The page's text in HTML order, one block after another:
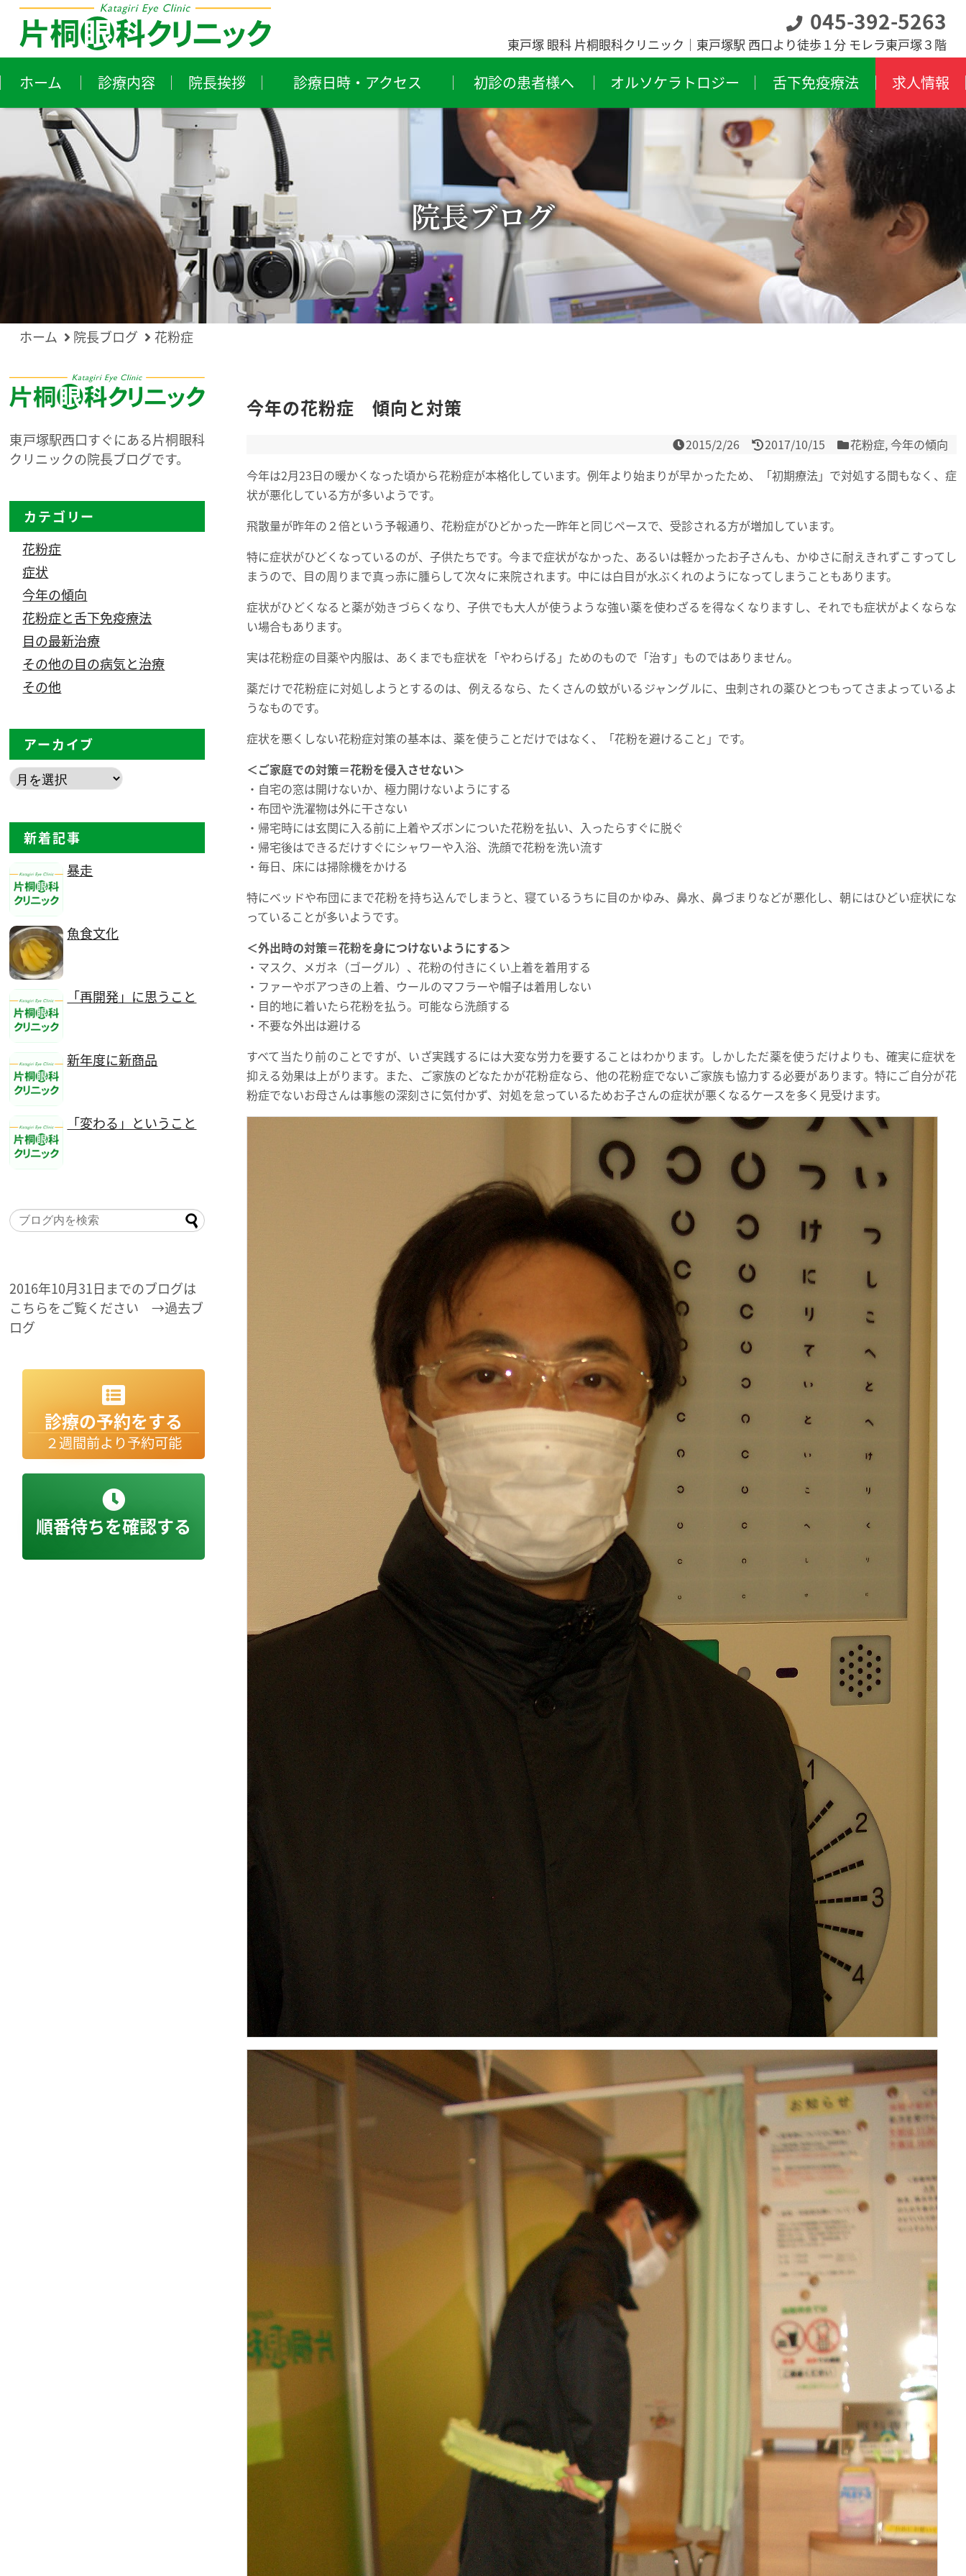
045-392-5263
東戸塚 眼科 片桐眼科クリニック｜東戸塚駅 西口より徒歩１分 モレラ東戸塚３階
ホーム 診療内容
近視・遠視・乱視
ものもらい
（霰粒腫・麦粒腫）
結膜炎 飛蚊症
白内障 緑内障 結膜下出血
斜視・弱視
小児眼科
院長挨拶 診療日時・アクセス 初診の患者様へ オルソケラトロジー 舌下免疫療法 求人情報
院長ブログ
ホーム 院長ブログ 花粉症
今年の花粉症 傾向と対策
2015/2/26 2017/10/15 花粉症,今年の傾向
今年は2月23日の暖かくなった頃から花粉症が本格化しています。例年より始まりが早かったため、「初期療法」で対処する間もなく、症
状が悪化している方が多いようです。
飛散量が昨年の２倍という予報通り、花粉症がひどかった一昨年と同じペースで、受診される方が増加しています。
特に症状がひどくなっているのが、子供たちです。今まで症状がなかった、あるいは軽かったお子さんも、かゆさに耐えきれずこすってし
まうので、目の周りまで真っ赤に腫らして次々に来院されます。中には白目が水ぶくれのようになってしまうこともあります。
症状がひどくなると薬が効きづらくなり、子供でも大人が使うような強い薬を使わざるを得なくなりますし、それでも症状がよくならな
い場合もあります。
実は花粉症の目薬や内服は、あくまでも症状を「やわらげる」ためのもので「治す」ものではありません。
薬だけで花粉症に対処しようとするのは、例えるなら、たくさんの蚊がいるジャングルに、虫刺されの薬ひとつもってさまよっているよ
うなものです。
症状を悪くしない花粉症対策の基本は、薬を使うことだけではなく、「花粉を避けること」です。
＜ご家庭での対策＝花粉を侵入させない＞
・自宅の窓は開けないか、極力開けないようにする
・布団や洗濯物は外に干さない
・帰宅時には玄関に入る前に上着やズボンについた花粉を払い、入ったらすぐに脱ぐ
・帰宅後はできるだけすぐにシャワーや入浴、洗顔で花粉を洗い流す
・毎日、床には掃除機をかける
特にベッドや布団にまで花粉を持ち込んでしまうと、寝ているうちに目のかゆみ、鼻水、鼻づまりなどが悪化し、朝にはひどい症状にな
っていることが多いようです。
＜外出時の対策＝花粉を身につけないようにする＞
・マスク、メガネ（ゴーグル）、花粉の付きにくい上着を着用する
・ファーやボアつきの上着、ウールのマフラーや帽子は着用しない
・目的地に着いたら花粉を払う。可能なら洗顔する
・不要な外出は避ける
すべて当たり前のことですが、いざ実践するには大変な労力を要することはわかります。しかしただ薬を使うだけよりも、確実に症状を
抑える効果は上がります。また、ご家族のどなたかが花粉症なら、他の花粉症でないご家族も協力する必要があります。特にご自分が花
粉症でないお母さんは事態の深刻さに気付かず、対処を怠っているためお子さんの症状が悪くなるケースを多く見受けます。
東戸塚駅西口すぐにある片桐眼科
クリニックの院長ブログです。
カテゴリー
花粉症
症状
今年の傾向
花粉症と舌下免疫療法
目の最新治療
その他の目の病気と治療
その他
アーカイブ
新着記事
暴走
魚食文化
「再開発」に思うこと
新年度に新商品
「変わる」ということ
2016年10月31日までのブログは
こちらをご覧ください →過去ブ
ログ
診療の予約をする
２週間前より予約可能
順番待ちを確認する